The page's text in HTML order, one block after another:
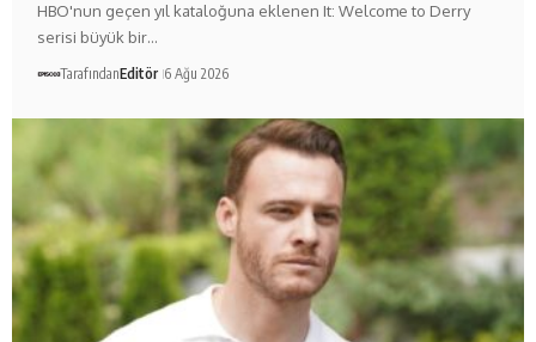
HBO'nun geçen yıl kataloğuna eklenen It: Welcome to Derry
serisi büyük bir…
TarafındanEditör 6 Ağu 2026